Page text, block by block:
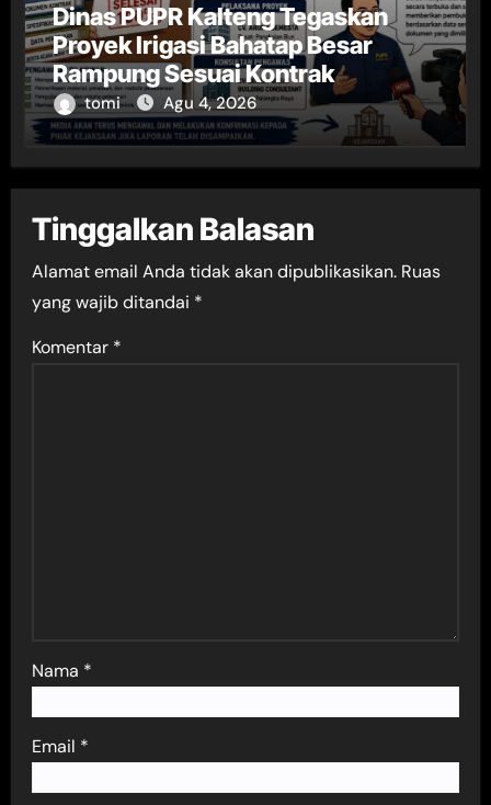
Dinas PUPR Kalteng Tegaskan
Proyek Irigasi Bahatap Besar
Rampung Sesuai Kontrak
tomi Agu 4, 2026
Tinggalkan Balasan
Alamat email Anda tidak akan dipublikasikan. Ruas
yang wajib ditandai *
Komentar *
Nama *
Email *